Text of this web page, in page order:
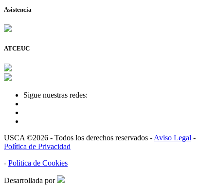
Asistencia
ATCEUC
Sigue nuestras redes:
USCA ©2026 - Todos los derechos reservados - Aviso Legal -
Política de Privacidad
- Política de Cookies
Desarrollada por